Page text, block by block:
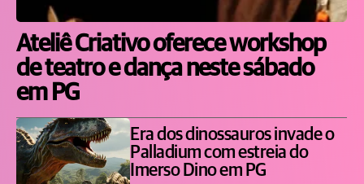
Ateliê Criativo oferece workshop
de teatro e dança neste sábado
em PG
Era dos dinossauros invade o
Palladium com estreia do
Imerso Dino em PG